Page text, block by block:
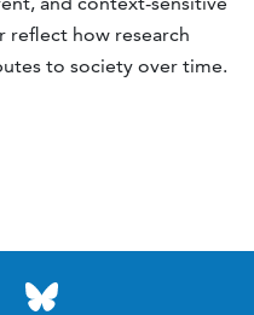
reflect how research
to society over time.